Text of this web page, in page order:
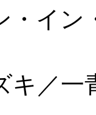
イン
／一